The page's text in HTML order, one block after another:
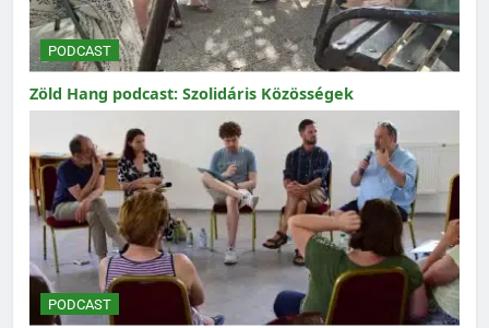
PODCAST
Zöld Hang podcast: Szolidáris Közösségek
PODCAST